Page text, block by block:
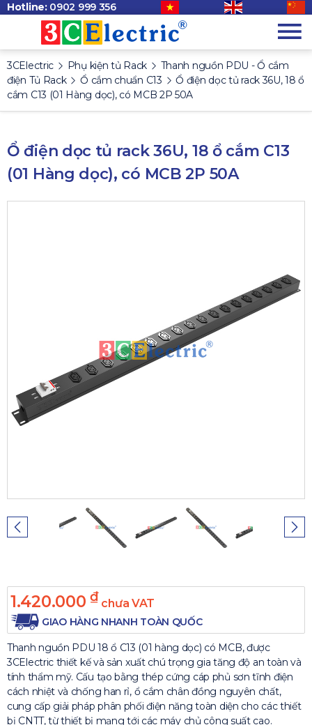
Hotline: 0902 999 356
3CElectric Phụ kiện tủ Rack
Thanh nguồn PDU - Ổ cắm
điện Tủ Rack
Ổ cắm chuẩn C13
Ổ điện dọc tủ rack 36U, 18 ổ
cắm C13 (01 Hàng dọc), có MCB 2P 50A
Ổ điện dọc tủ rack 36U, 18 ổ cắm C13
(01 Hàng dọc), có MCB 2P 50A
1.420.000 ₫ chưa VAT
GIAO HÀNG NHANH TOÀN QUỐC
Thanh nguồn PDU 18 ổ C13 (01 hàng dọc) có MCB, được
3CElectric thiết kế và sản xuất chú trọng gia tăng độ an toàn và
tính thẩm mỹ. Cấu tạo bằng thép cứng cáp phủ sơn tĩnh điện
cách nhiệt và chống han rỉ, ổ cắm chân đồng nguyên chất,
cung cấp giải pháp phân phối điện năng toàn diện cho các thiết
bị CNTT, từ thiết bị mạng tới các máy chủ công suất cao.